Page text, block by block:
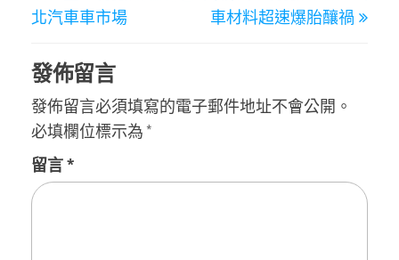
導
北汽車車市場
車材料超速爆胎釀禍
發佈留言
發佈留言必須填寫的電子郵件地址不會公開。
必填欄位標示為 *
留言*